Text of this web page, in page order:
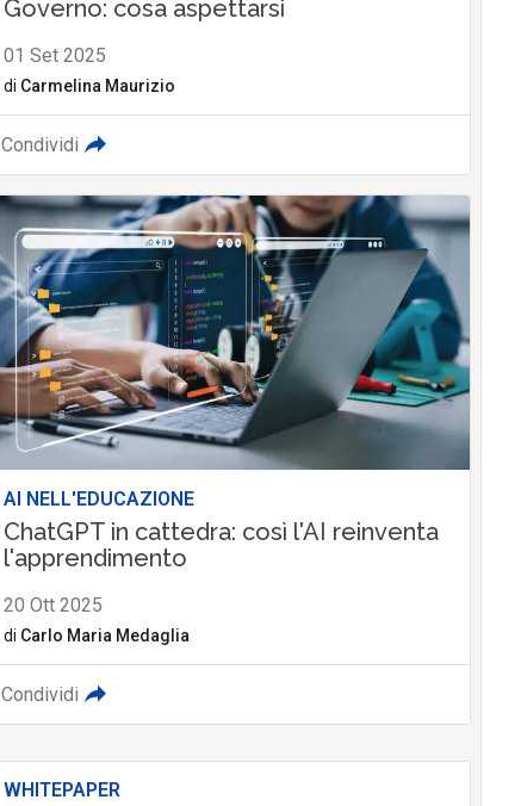
Governo: cosa aspettarsi
01 Set 2025
di Carmelina Maurizio
Condividi
AI NELL'EDUCAZIONE
ChatGPT in cattedra: così l'AI reinventa
l'apprendimento
20 Ott 2025
di Carlo Maria Medaglia
Condividi
WHITEPAPER